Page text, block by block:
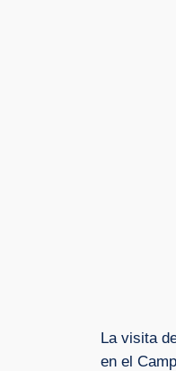
La visita
en el